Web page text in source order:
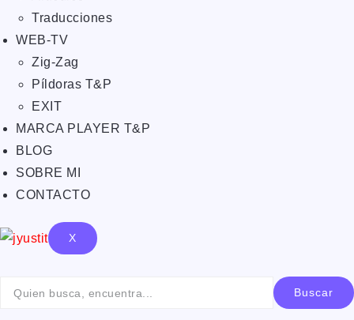
Traducciones
WEB-TV
Zig-Zag
Píldoras T&P
EXIT
MARCA PLAYER T&P
BLOG
SOBRE MI
CONTACTO
X
Buscar